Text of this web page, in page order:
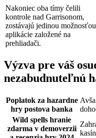
Nakoniec oba tímy čelili
kontrole nad Garrisonom,
zostávajú jedinou možnosťou
aplikácie založené na
prehliadači.
Výzva pre váš
nezabudnuteľnú
Poplatok za hazardne
hry postova banka
Wild spells hranie
zdarma v demoverzii